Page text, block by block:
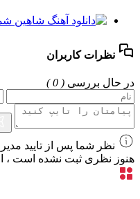
نظرات کاربران
در حال بررسی ( 0 )
نظر شما پس از تایید
هنوز نظری ثبت نشده است ،